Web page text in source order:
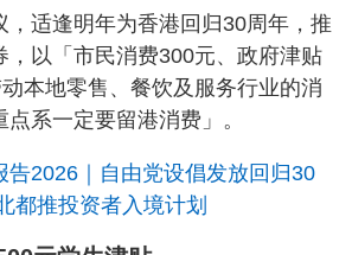
，适逢明年为香港回归30周年，推
，以「市民消费300元、政府津贴
本地零售、餐饮及服务行业的消
系一定要留港消费」。
告2026｜自由党设倡发放回归30
都推投资者入境计划